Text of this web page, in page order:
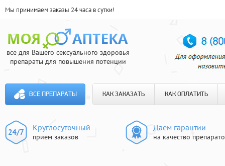
Мы принимаем заказы 24 часа в сутки!
все для Вашего сексуального здоровья
препараты для повышения потенции
ВСЕ ПРЕПАРАТЫ КАК ЗАКАЗАТЬ КАК ОПЛАТИТЬ
Круглосуточный
прием заказов
Даем гарантии
на качество